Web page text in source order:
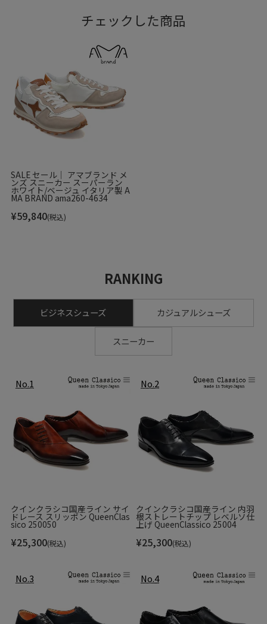
チェックした商品
SALE セール｜ アマブランド メ
ンズ スニーカー スーパーラン
ホワイト/ベージュ イタリア製 A
MA BRAND ama260-4634
¥59,840(税込)
RANKING
ビジネスシューズ カジュアルシューズ
スニーカー
クインクラシコ国産ライン サイ
ドレース スリッポン QueenClas
sico 250050
¥25,300(税込)
クインクラシコ国産ライン 内羽
根ストレートチップ レベルソ仕
上げ QueenClassico 25004
¥25,300(税込)